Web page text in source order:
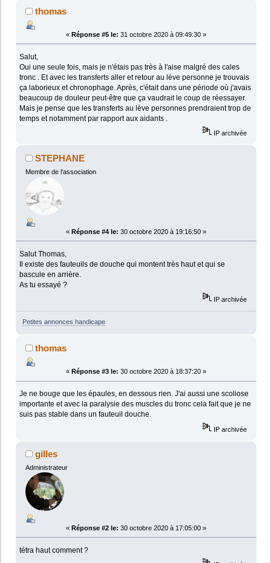
thomas
« Réponse #5 le: 31 octobre 2020 à 09:49:30 »
Salut,
Oui une seule fois, mais je n'étais pas très à l'aise malgré des cales
tronc . Et avec les transferts aller et retour au lève personne je trouvais
ça laborieux et chronophage. Après, c'était dans une période où j'avais
beaucoup de douleur peut-être que ça vaudrait le coup de réessayer.
Mais je pense que les transferts au lève personnes prendraient trop de
temps et notamment par rapport aux aidants .
IP archivée
STEPHANE
Membre de l'association
« Réponse #4 le: 30 octobre 2020 à 19:16:50 »
Salut Thomas,
Il existe des fauteuils de douche qui montent très haut et qui se
bascule en arrière.
As tu essayé ?
IP archivée
Petites annonces handicape
thomas
« Réponse #3 le: 30 octobre 2020 à 18:37:20 »
Je ne bouge que les épaules, en dessous rien. J'ai aussi une scoliose
importante et avec la paralysie des muscles du tronc cela fait que je ne
suis pas stable dans un fauteuil douche.
IP archivée
gilles
Administrateur
« Réponse #2 le: 30 octobre 2020 à 17:05:00 »
tétra haut comment ?